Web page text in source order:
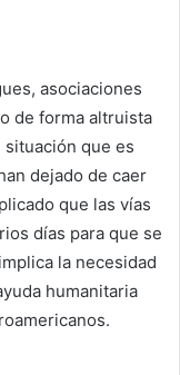
asociaciones
de forma altruista
que es
dejado de caer
que las vías
días para que se
la necesidad
humanitaria